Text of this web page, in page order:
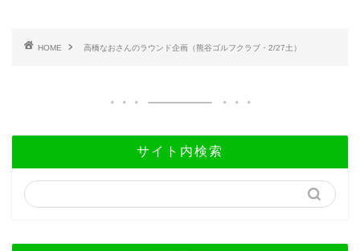
HOME 高橋なおさんのラウンド企画（熊谷ゴルフクラブ・2/27土）
サイト内検索